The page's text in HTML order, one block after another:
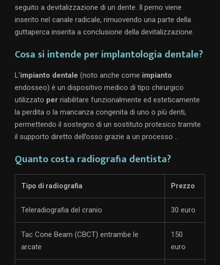
seguito a devitalizzazione di un dente. Il perno viene
inserito nel canale radicale, rimuovendo una parte della
guttaperca inserita a conclusione della devitalizzazione.
Cosa si intende per implantologia dentale?
L’impianto dentale (noto anche come impianto
endosseo) è un dispositivo medico di tipo chirurgico
utilizzato per riabilitare funzionalmente ed esteticamente
la perdita o la mancanza congenita di uno o più denti,
permettendo il sostegno di un sostituto protesico tramite
il supporto diretto dell’osso grazie a un processo ..
Quanto costa radiografia dentista?
Tipo di radiografia Prezzo
Teleradiografia del cranio 30 euro
Tac Cone Beam (CBCT) entrambe le
arcate
150
euro